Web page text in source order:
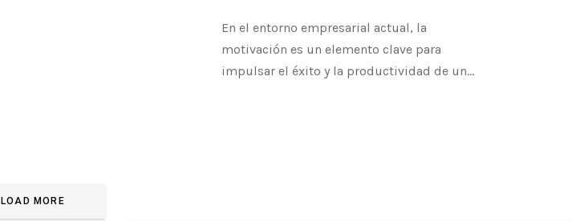
En el entorno empresarial actual, la
motivación es un elemento clave para
impulsar el éxito y la productividad de un…
LOAD MORE